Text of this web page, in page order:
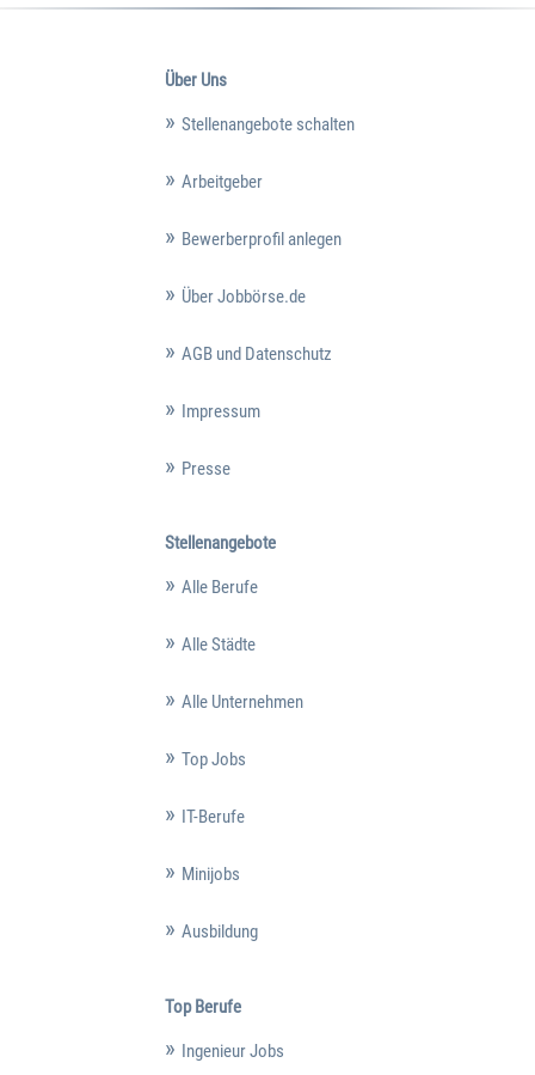
Über Uns
Stellenangebote schalten
Arbeitgeber
Bewerberprofil anlegen
Über Jobbörse.de
AGB und Datenschutz
Impressum
Presse
Stellenangebote
Alle Berufe
Alle Städte
Alle Unternehmen
Top Jobs
IT-Berufe
Minijobs
Ausbildung
Top Berufe
Ingenieur Jobs